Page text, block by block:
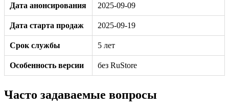
Дата анонсирования 2025-09-09
Дата старта продаж 2025-09-19
Срок службы 5 лет
Особенность версии без RuStore
Часто задаваемые вопросы